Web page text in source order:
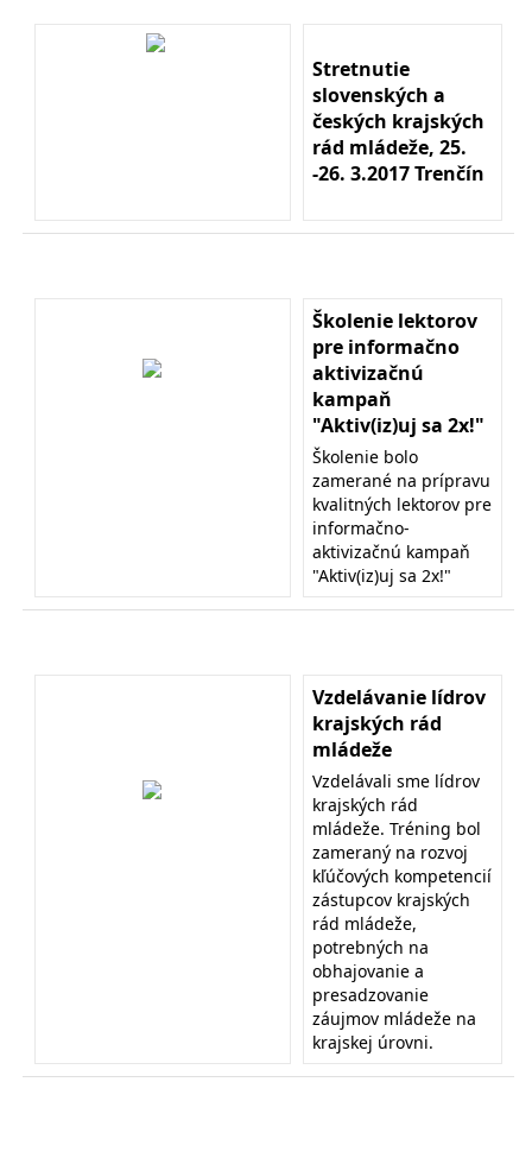
Stretnutie
slovenských a
českých krajských
rád mládeže, 25.
-26. 3.2017 Trenčín
Školenie lektorov
pre informačno
aktivizačnú
kampaň
"Aktiv(iz)uj sa 2x!"
Školenie bolo
zamerané na prípravu
kvalitných lektorov pre
informačno-
aktivizačnú kampaň
"Aktiv(iz)uj sa 2x!"
Vzdelávanie lídrov
krajských rád
mládeže
Vzdelávali sme lídrov
krajských rád
mládeže. Tréning bol
zameraný na rozvoj
kľúčových kompetencií
zástupcov krajských
rád mládeže,
potrebných na
obhajovanie a
presadzovanie
záujmov mládeže na
krajskej úrovni.